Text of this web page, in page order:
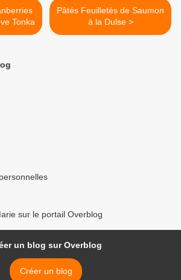
Tonka
Pâtés Feuilletés de Saumon
à la Dulse >
sur le portail Overblog
un blog sur Overblog
Créer un blog